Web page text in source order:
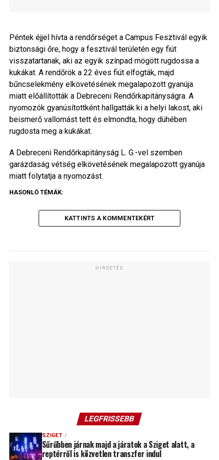
Péntek éjjel hívta a rendőrséget a Campus Fesztivál egyik
biztonsági őre, hogy a fesztivál területén egy fiút
visszatartanak, aki az egyik színpad mögött rugdossa a
kukákat. A rendőrök a 22 éves fiút elfogták, majd
bűncselekmény elkövetésének megalapozott gyanúja
miatt előállították a Debreceni Rendőrkapitányságra. A
nyomozók gyanúsítottként hallgatták ki a helyi lakost, aki
beismerő vallomást tett és elmondta, hogy dühében
rugdosta meg a kukákat.
A Debreceni Rendőrkapitányság L. G.-vel szemben
garázdaság vétség elkövetésének megalapozott gyanúja
miatt folytatja a nyomozást.
HASONLÓ TÉMÁK:
KATTINTS A KOMMENTEKÉRT
HIRDETÉS
LEGFRISSEBB
SZIGET
Sűrűbben járnak majd a járatok a Sziget alatt, a
reptérről is közvetlen transzfer indul